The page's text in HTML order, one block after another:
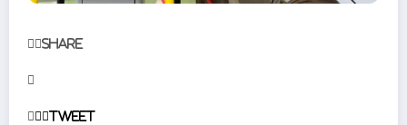
Share
Tweet